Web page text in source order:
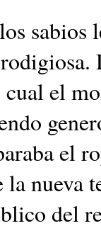
el
el
nueva
del